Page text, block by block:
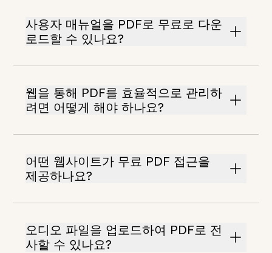
사용자 매뉴얼을 PDF로 무료로 다운
로드할 수 있나요?
웹을 통해 PDF를 효율적으로 관리하
려면 어떻게 해야 하나요?
어떤 웹사이트가 무료 PDF 접근을
제공하나요?
오디오 파일을 업로드하여 PDF로 전
사할 수 있나요?